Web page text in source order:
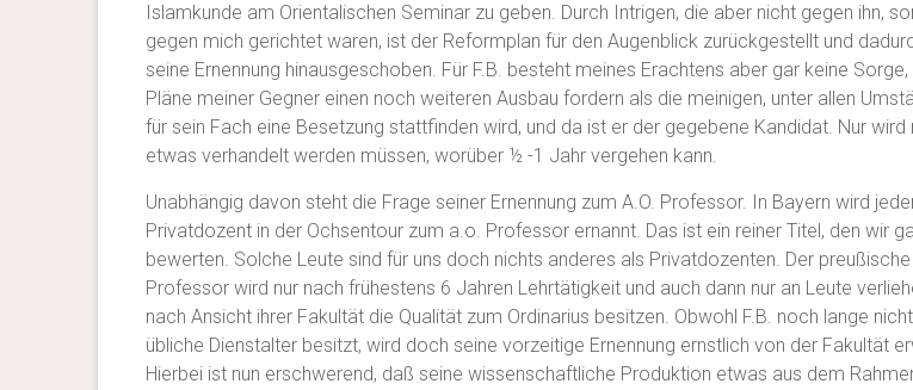
Islamkunde am Orientalischen Seminar zu geben. Durch Intrigen, die aber nicht gegen ihn,
gegen mich gerichtet waren, ist der Reformplan für den Augenblick zurückgestellt und
seine Ernennung hinausgeschoben. Für F.B. besteht meines Erachtens aber gar keine Sorge,
Pläne meiner Gegner einen noch weiteren Ausbau fordern als die meinigen, unter allen
für sein Fach eine Besetzung stattfinden wird, und da ist er der gegebene Kandidat. Nur wird
etwas verhandelt werden müssen, worüber ½ -1 Jahr vergehen kann.
Unabhängig davon steht die Frage seiner Ernennung zum A.O. Professor. In Bayern wird
Privatdozent in der Ochsentour zum a.o. Professor ernannt. Das ist ein reiner Titel, den wir
bewerten. Solche Leute sind für uns doch nichts anderes als Privatdozenten. Der
Professor wird nur nach frühestens 6 Jahren Lehrtätigkeit und auch dann nur an Leute
nach Ansicht ihrer Fakultät die Qualität zum Ordinarius besitzen. Obwohl F.B. noch lange
übliche Dienstalter besitzt, wird doch seine vorzeitige Ernennung ernstlich von der Fakultät
Hierbei ist nun erschwerend, daß seine wissenschaftliche Produktion etwas aus dem